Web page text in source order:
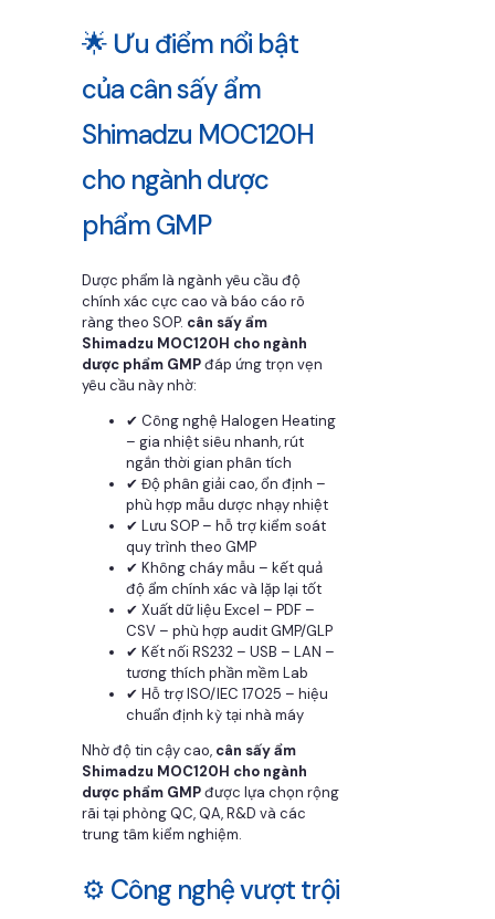
🌟 Ưu điểm nổi bật
của cân sấy ẩm
Shimadzu MOC120H
cho ngành dược
phẩm GMP
Dược phẩm là ngành yêu cầu độ
chính xác cực cao và báo cáo rõ
ràng theo SOP. cân sấy ẩm
Shimadzu MOC120H cho ngành
dược phẩm GMPđáp ứng trọn vẹn
yêu cầu này nhờ:
✔ Công nghệ Halogen Heating
– gia nhiệt siêu nhanh, rút
ngắn thời gian phân tích
✔ Độ phân giải cao, ổn định –
phù hợp mẫu dược nhạy nhiệt
✔ Lưu SOP – hỗ trợ kiểm soát
quy trình theo GMP
✔ Không cháy mẫu – kết quả
độ ẩm chính xác và lặp lại tốt
✔ Xuất dữ liệu Excel – PDF –
CSV – phù hợp audit GMP/GLP
✔ Kết nối RS232 – USB – LAN –
tương thích phần mềm Lab
✔ Hỗ trợ ISO/IEC 17025 – hiệu
chuẩn định kỳ tại nhà máy
Nhờ độ tin cậy cao, cân sấy ẩm
Shimadzu MOC120H cho ngành
dược phẩm GMPđược lựa chọn rộng
rãi tại phòng QC, QA, R&D và các
trung tâm kiểm nghiệm.
⚙️ Công nghệ vượt trội